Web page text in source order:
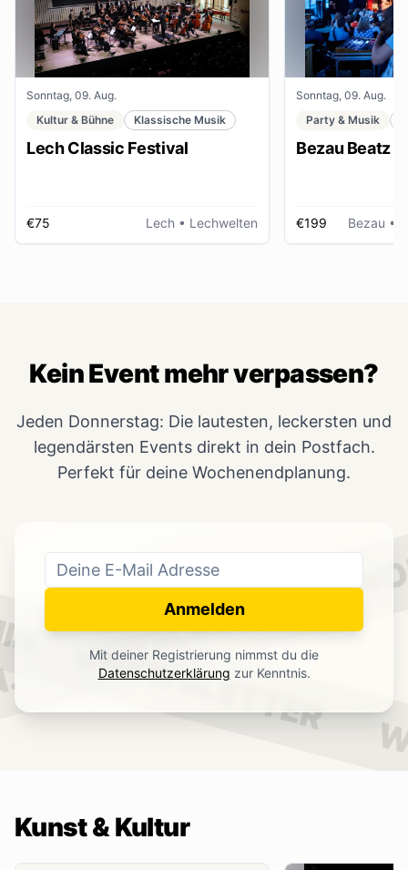
Sonntag, 09. Aug.
Kultur & Bühne
Klassische Musik
Lech Classic Festival
€75 Lech • Lechwelten
Sonntag, 09. Aug.
Party & Musik
Bezau Beatz
€199 Bezau •
NEWSLETTER
NEWSLETTER
Kein Event mehr verpassen?
Jeden Donnerstag: Die lautesten, leckersten und
legendärsten Events direkt in dein Postfach.
Perfekt für deine Wochenendplanung.
Anmelden
Mit deiner Registrierung nimmst du die
Datenschutzerklärung zur Kenntnis.
Kunst & Kultur